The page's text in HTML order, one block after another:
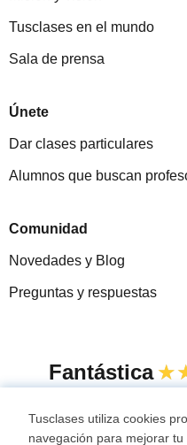
Tusclases en el mundo
Sala de prensa
Únete
Dar clases particulares
Alumnos que buscan
Comunidad
Novedades y Blog
Preguntas y respuestas
Fantástica
Tusclases utiliza cookies
navegación para mejorar